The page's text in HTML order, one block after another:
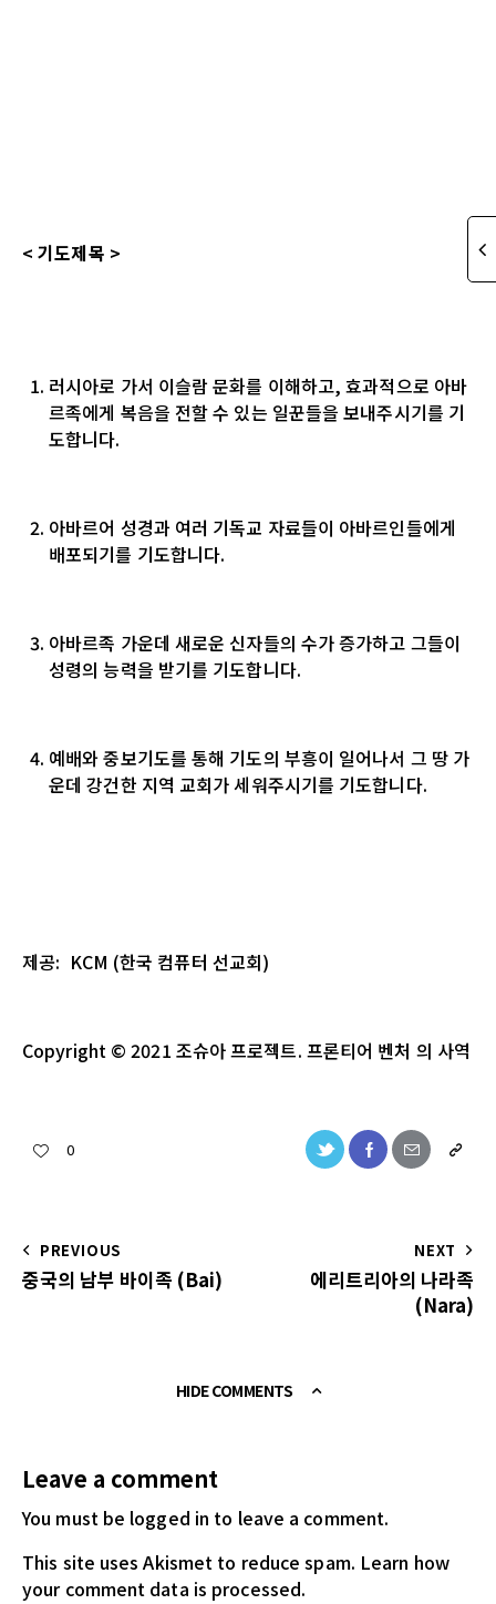
< 기도제목 >
러시아로 가서 이슬람 문화를 이해하고, 효과적으로 아바
르족에게 복음을 전할 수 있는 일꾼들을 보내주시기를 기
도합니다.
아바르어 성경과 여러 기독교 자료들이 아바르인들에게
배포되기를 기도합니다.
아바르족 가운데 새로운 신자들의 수가 증가하고 그들이
성령의 능력을 받기를 기도합니다.
예배와 중보기도를 통해 기도의 부흥이 일어나서 그 땅 가
운데 강건한 지역 교회가 세워주시기를 기도합니다.
제공: KCM (한국 컴퓨터 선교회)
Copyright © 2021 조슈아프로젝트. 프론티어 벤처 의 사역
0
PREVIOUS
중국의 남부 바이족 (Bai)
NEXT
에리트리아의 나라족
(Nara)
HIDE COMMENTS
Leave a comment
You must be logged in to leave a comment.
This site uses Akismet to reduce spam. Learn how
your comment data is processed.